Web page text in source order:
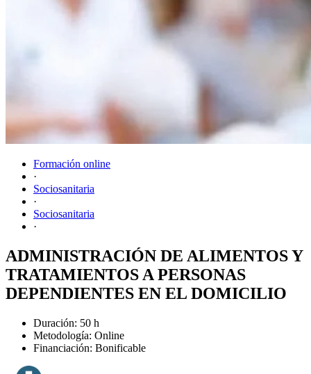
Formación online
·
Sociosanitaria
·
Sociosanitaria
·
ADMINISTRACIÓN DE ALIMENTOS Y
TRATAMIENTOS A PERSONAS
DEPENDIENTES EN EL DOMICILIO
Duración: 50 h
Metodología: Online
Financiación: Bonificable